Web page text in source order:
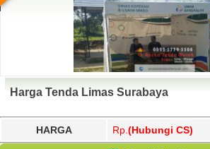
Harga Tenda Limas Surabaya
HARGA Rp. (Hubungi CS)